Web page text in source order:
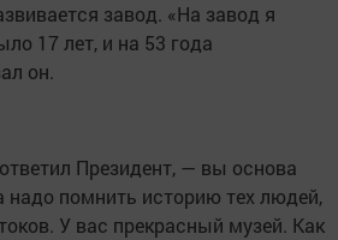
завод. «На завод я
17 лет, и на 53 года
он.
Президент, — вы основа
надо помнить историю тех людей,
У вас прекрасный музей. Как